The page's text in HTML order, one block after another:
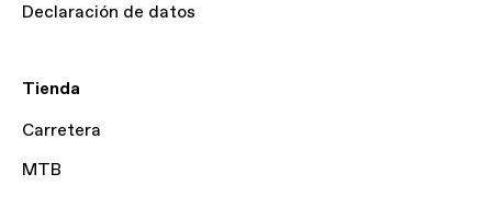
Declaración de datos
Tienda
Carretera
MTB